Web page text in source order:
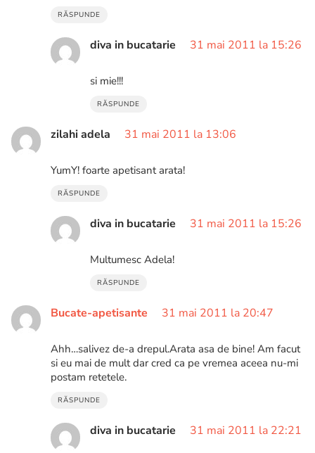
RĂSPUNDE
diva in bucatarie 31 mai 2011 la 15:26
si mie!!!
RĂSPUNDE
zilahi adela 31 mai 2011 la 13:06
YumY! foarte apetisant arata!
RĂSPUNDE
diva in bucatarie 31 mai 2011 la 15:26
Multumesc Adela!
RĂSPUNDE
Bucate-apetisante 31 mai 2011 la 20:47
Ahh…salivez de-a drepul.Arata asa de bine! Am facut
si eu mai de mult dar cred ca pe vremea aceea nu-mi
postam retetele.
RĂSPUNDE
diva in bucatarie 31 mai 2011 la 22:21